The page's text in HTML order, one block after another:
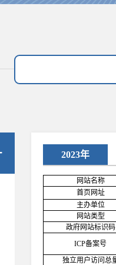
2023年
网站名称
首页网址
主办单位
网站类型
政府网站标识码
ICP备案号
独立用户访问总